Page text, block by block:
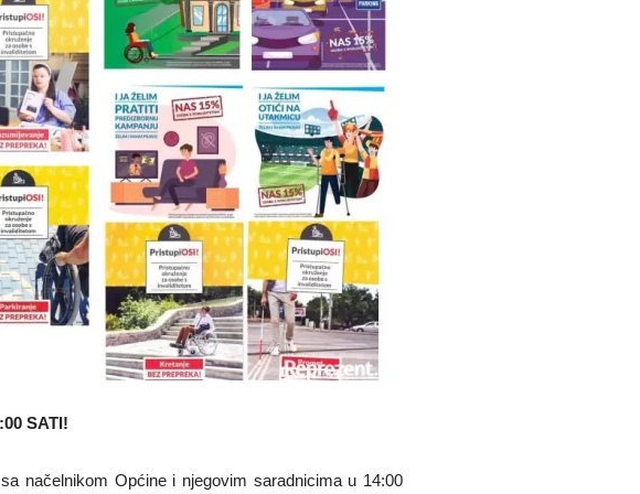
SATI!
načelnikom Općine i njegovim saradnicima u 14:00